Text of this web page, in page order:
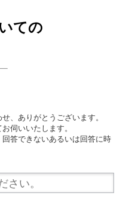
ての
、ありがとうございます。
伺いいたします。
答できないあるいは回答に時